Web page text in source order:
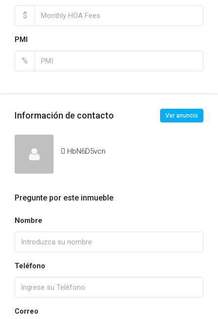
$
PMI
%
Información de contacto Ver anuncio
HbN6D5vcn
Pregunte por este inmueble
Nombre
Teléfono
Correo